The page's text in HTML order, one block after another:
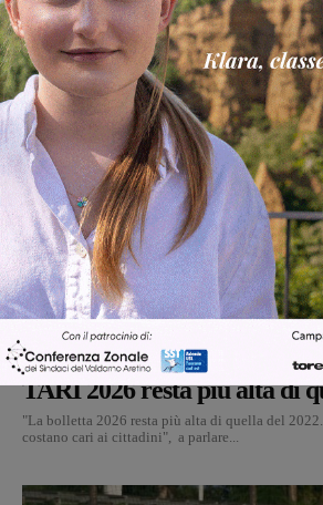
Politica Monica Campani
Reggello, i consiglieri di
TARI 2026 resta più alta di
"La bolletta 2026 resta più alta di quella del
costano cari ai cittadini", a parlare...